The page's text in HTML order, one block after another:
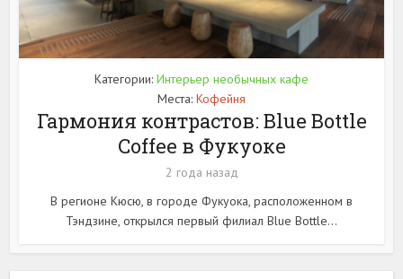
Категории: Интерьер необычных кафе
Места: Кофейня
Гармония контрастов: Blue Bottle
Coffee в Фукуоке
2 года назад
В регионе Кюсю, в городе Фукуока, расположенном в
Тэндзине, открылся первый филиал Blue Bottle...